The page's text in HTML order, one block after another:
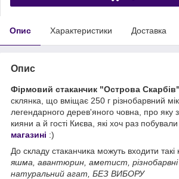
Опис Характеристики Доставка
Опис
Фірмовий стаканчик "Острова Скарбів"
склянка, що вміщає 250 г різнобарвний
легендарного дерев'яного човна, про яку
кияни а й гості Києва, які хоч раз побували
магазині :)
До складу стаканчика можуть входити такі
яшма, авантюрин, аметист, різнобарвні
натуральний агат, БЕЗ ВИБОРУ